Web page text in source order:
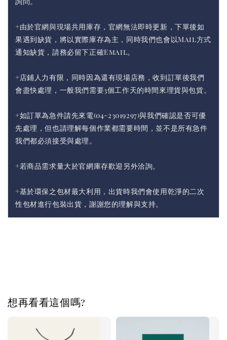
+由於官網與現場共用庫存，官網無法即時更新，下單後如
果遇到缺貨，將以實際庫存為主，同時我們也會以Mail方式
通知缺貨，請務必留下正確Email。
+店鋪人力有限，同時因為還有現場店務，收到訂單後我們
會盡快處理，一般我們需要3個工作天的時間來理貨與包貨。
+如訂單為急件請先來電(04-23019297)與我們確認是否可優
先處理，但也請理解每個作業都需要時間，並不是所有急件
我們都必須接受與處理。
+若商品需求量大於官網庫存歡迎另外洽詢。
+基於環保之包材最大利用，出貨時我們會使用乾淨的二次
性包材進行包裝出貨，謝謝您的理解與支持。
想再看看這個嗎?